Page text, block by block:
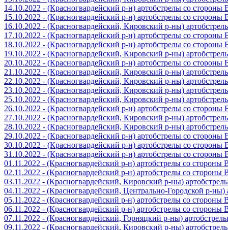
14.10.2022 - (Красногвардейский р-н) артобстрелы со
15.10.2022 - (Красногвардейский р-н) артобстрелы со
16.10.2022 - (Красногвардейский, Кировский р-ны)
17.10.2022 - (Красногвардейский р-н) артобстрелы со
18.10.2022 - (Красногвардейский р-н) артобстрелы со
19.10.2022 - (Красногвардейский, Кировский р-ны)
20.10.2022 - (Красногвардейский р-н) артобстрелы со
21.10.2022 - (Красногвардейский, Кировский р-ны)
22.10.2022 - (Красногвардейский, Кировский р-ны)
23.10.2022 - (Красногвардейский, Кировский р-ны)
25.10.2022 - (Красногвардейский, Кировский р-ны)
26.10.2022 - (Красногвардейский р-н) артобстрелы со
27.10.2022 - (Красногвардейский, Кировский р-ны)
28.10.2022 - (Красногвардейский, Кировский р-ны)
29.10.2022 - (Красногвардейский р-н) артобстрелы со
30.10.2022 - (Красногвардейский р-н) артобстрелы со
31.10.2022 - (Красногвардейский р-н) артобстрелы со
01.11.2022 - (Красногвардейский р-н) артобстрелы со стороны
02.11.2022 - (Красногвардейский р-н) артобстрелы со стороны
03.11.2022 - (Красногвардейский, Кировский р-ны)
04.11.2022 - (Красногвардейский, Центрально-Городской р-
05.11.2022 - (Красногвардейский р-н) артобстрелы со стороны
06.11.2022 - (Красногвардейский р-н) артобстрелы со стороны
07.11.2022 - (Красногвардейский, Горняцкий р-ны)
09.11.2022 - (Красногвардейский, Кировский р-ны)